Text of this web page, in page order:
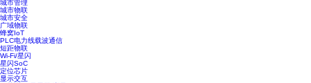
城市管理
城市物联
城市安全
广域物联
蜂窝IoT
PLC电力线载波通信
短距物联
Wi-Fi/星闪
星闪SoC
定位芯片
显示交互